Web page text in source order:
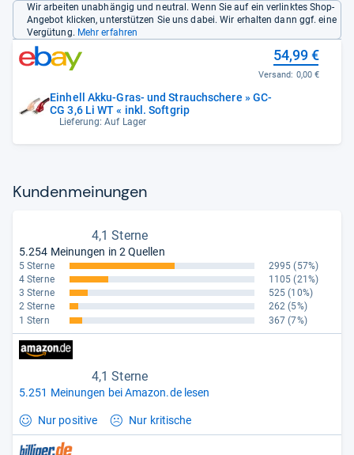
Wir arbeiten unabhängig und neutral. Wenn Sie auf ein verlinktes Shop-
Angebot klicken, unterstützen Sie uns dabei. Wir erhalten dann ggf. eine
Vergütung. Mehr erfahren
Einhell Akku-Gras- und Strauchschere » GC-
CG 3,6 Li WT « inkl. Softgrip
Lieferung: Auf Lager
54,99 €
Versand: 0,00 €
Kun­den­mei­nun­gen
4,1 Sterne
5.254 Meinungen in 2 Quellen
5 Sterne 2995 (57%)
4 Sterne
1105 (21%)
3 Sterne
525 (10%)
2 Sterne
262 (5%)
1 Stern
367 (7%)
4,1 Sterne
5.251 Meinungen bei Amazon.de lesen
Nur positive Nur kritische